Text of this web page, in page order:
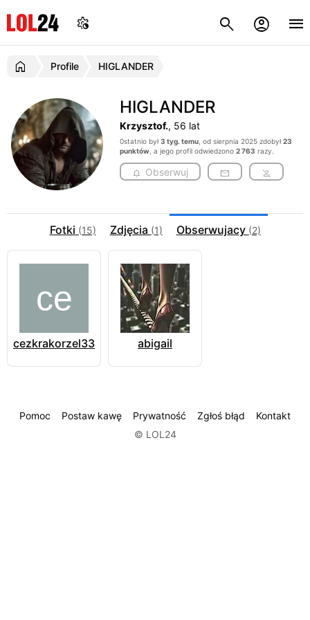
Profile HIGLANDER
HIGLANDER
Krzysztof., 56 lat
0statnio był3 tyg. temu, od sierpnia 2025 zdobył23
punktów , a jego profil odwiedzono 2 763 razy.
Obserwuj
Fotki (15) Zdjęcia (1) Obserwujacy (2)
cezkrakorzel33 abigail
Pomoc Postaw kawę Prywatność Zgłoś błąd
Kontakt
© LOL24